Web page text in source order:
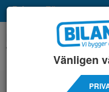
Privat Företag
SERVICEINREDNINGAR/
Vänligen